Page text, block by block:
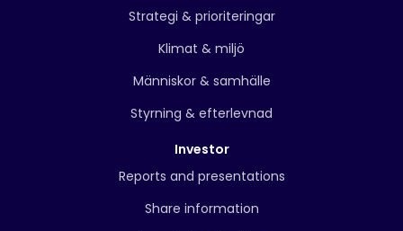
Strategi & prioriteringar
Klimat & miljö
Människor & samhälle
Styrning & efterlevnad
Investor
Reports and presentations
Share information